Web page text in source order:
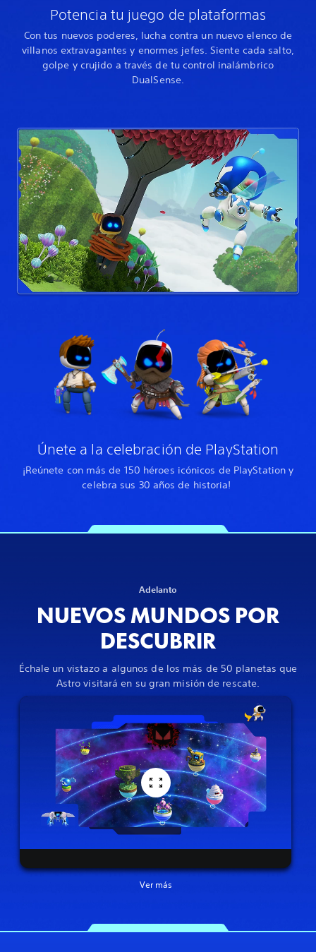
Potencia tu juego de plataformas
Con tus nuevos poderes, lucha contra un nuevo elenco de
villanos extravagantes y enormes jefes. Siente cada salto,
golpe y crujido a través de tu control inalámbrico
DualSense.
Únete a la celebración de PlayStation
¡Reúnete con más de 150 héroes icónicos de PlayStation y
celebra sus 30 años de historia!
Adelanto
NUEVOS MUNDOS POR
DESCUBRIR
Échale un vistazo a algunos de los más de 50 planetas que
Astro visitará en su gran misión de rescate.
Ver más